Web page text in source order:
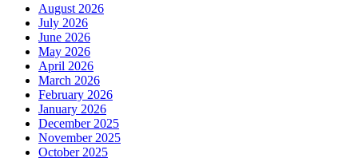
August 2026
July 2026
June 2026
May 2026
April 2026
March 2026
February 2026
January 2026
December 2025
November 2025
October 2025